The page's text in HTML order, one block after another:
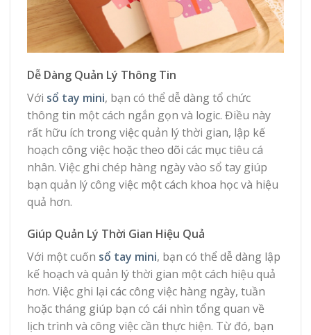
Dễ Dàng Quản Lý Thông Tin
Với sổ tay mini, bạn có thể dễ dàng tổ chức
thông tin một cách ngắn gọn và logic. Điều này
rất hữu ích trong việc quản lý thời gian, lập kế
hoạch công việc hoặc theo dõi các mục tiêu cá
nhân. Việc ghi chép hàng ngày vào sổ tay giúp
bạn quản lý công việc một cách khoa học và hiệu
quả hơn.
Giúp Quản Lý Thời Gian Hiệu Quả
Với một cuốn sổ tay mini, bạn có thể dễ dàng lập
kế hoạch và quản lý thời gian một cách hiệu quả
hơn. Việc ghi lại các công việc hàng ngày, tuần
hoặc tháng giúp bạn có cái nhìn tổng quan về
lịch trình và công việc cần thực hiện. Từ đó, bạn